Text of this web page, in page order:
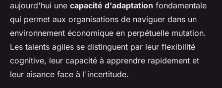
aujourd'hui une capacité d'adaptation fondamentale
qui permet aux organisations de naviguer dans un
environnement économique en perpétuelle mutation.
Les talents agiles se distinguent par leur flexibilité
cognitive, leur capacité à apprendre rapidement et
leur aisance face à l'incertitude.